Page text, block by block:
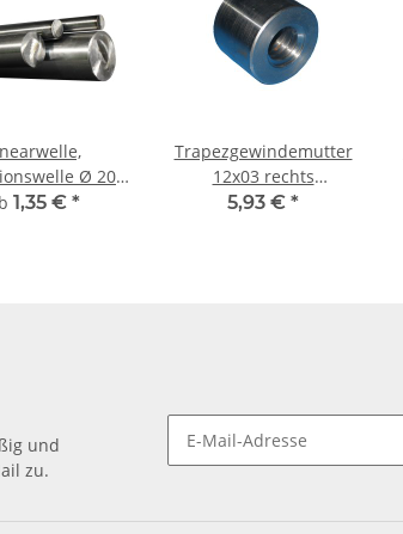
Ø 20
gehärtet,
1,35 € *
Trapezgewindemutter
12x03 rechts
Automatenstahl rund
5,93 € *
und
zu.